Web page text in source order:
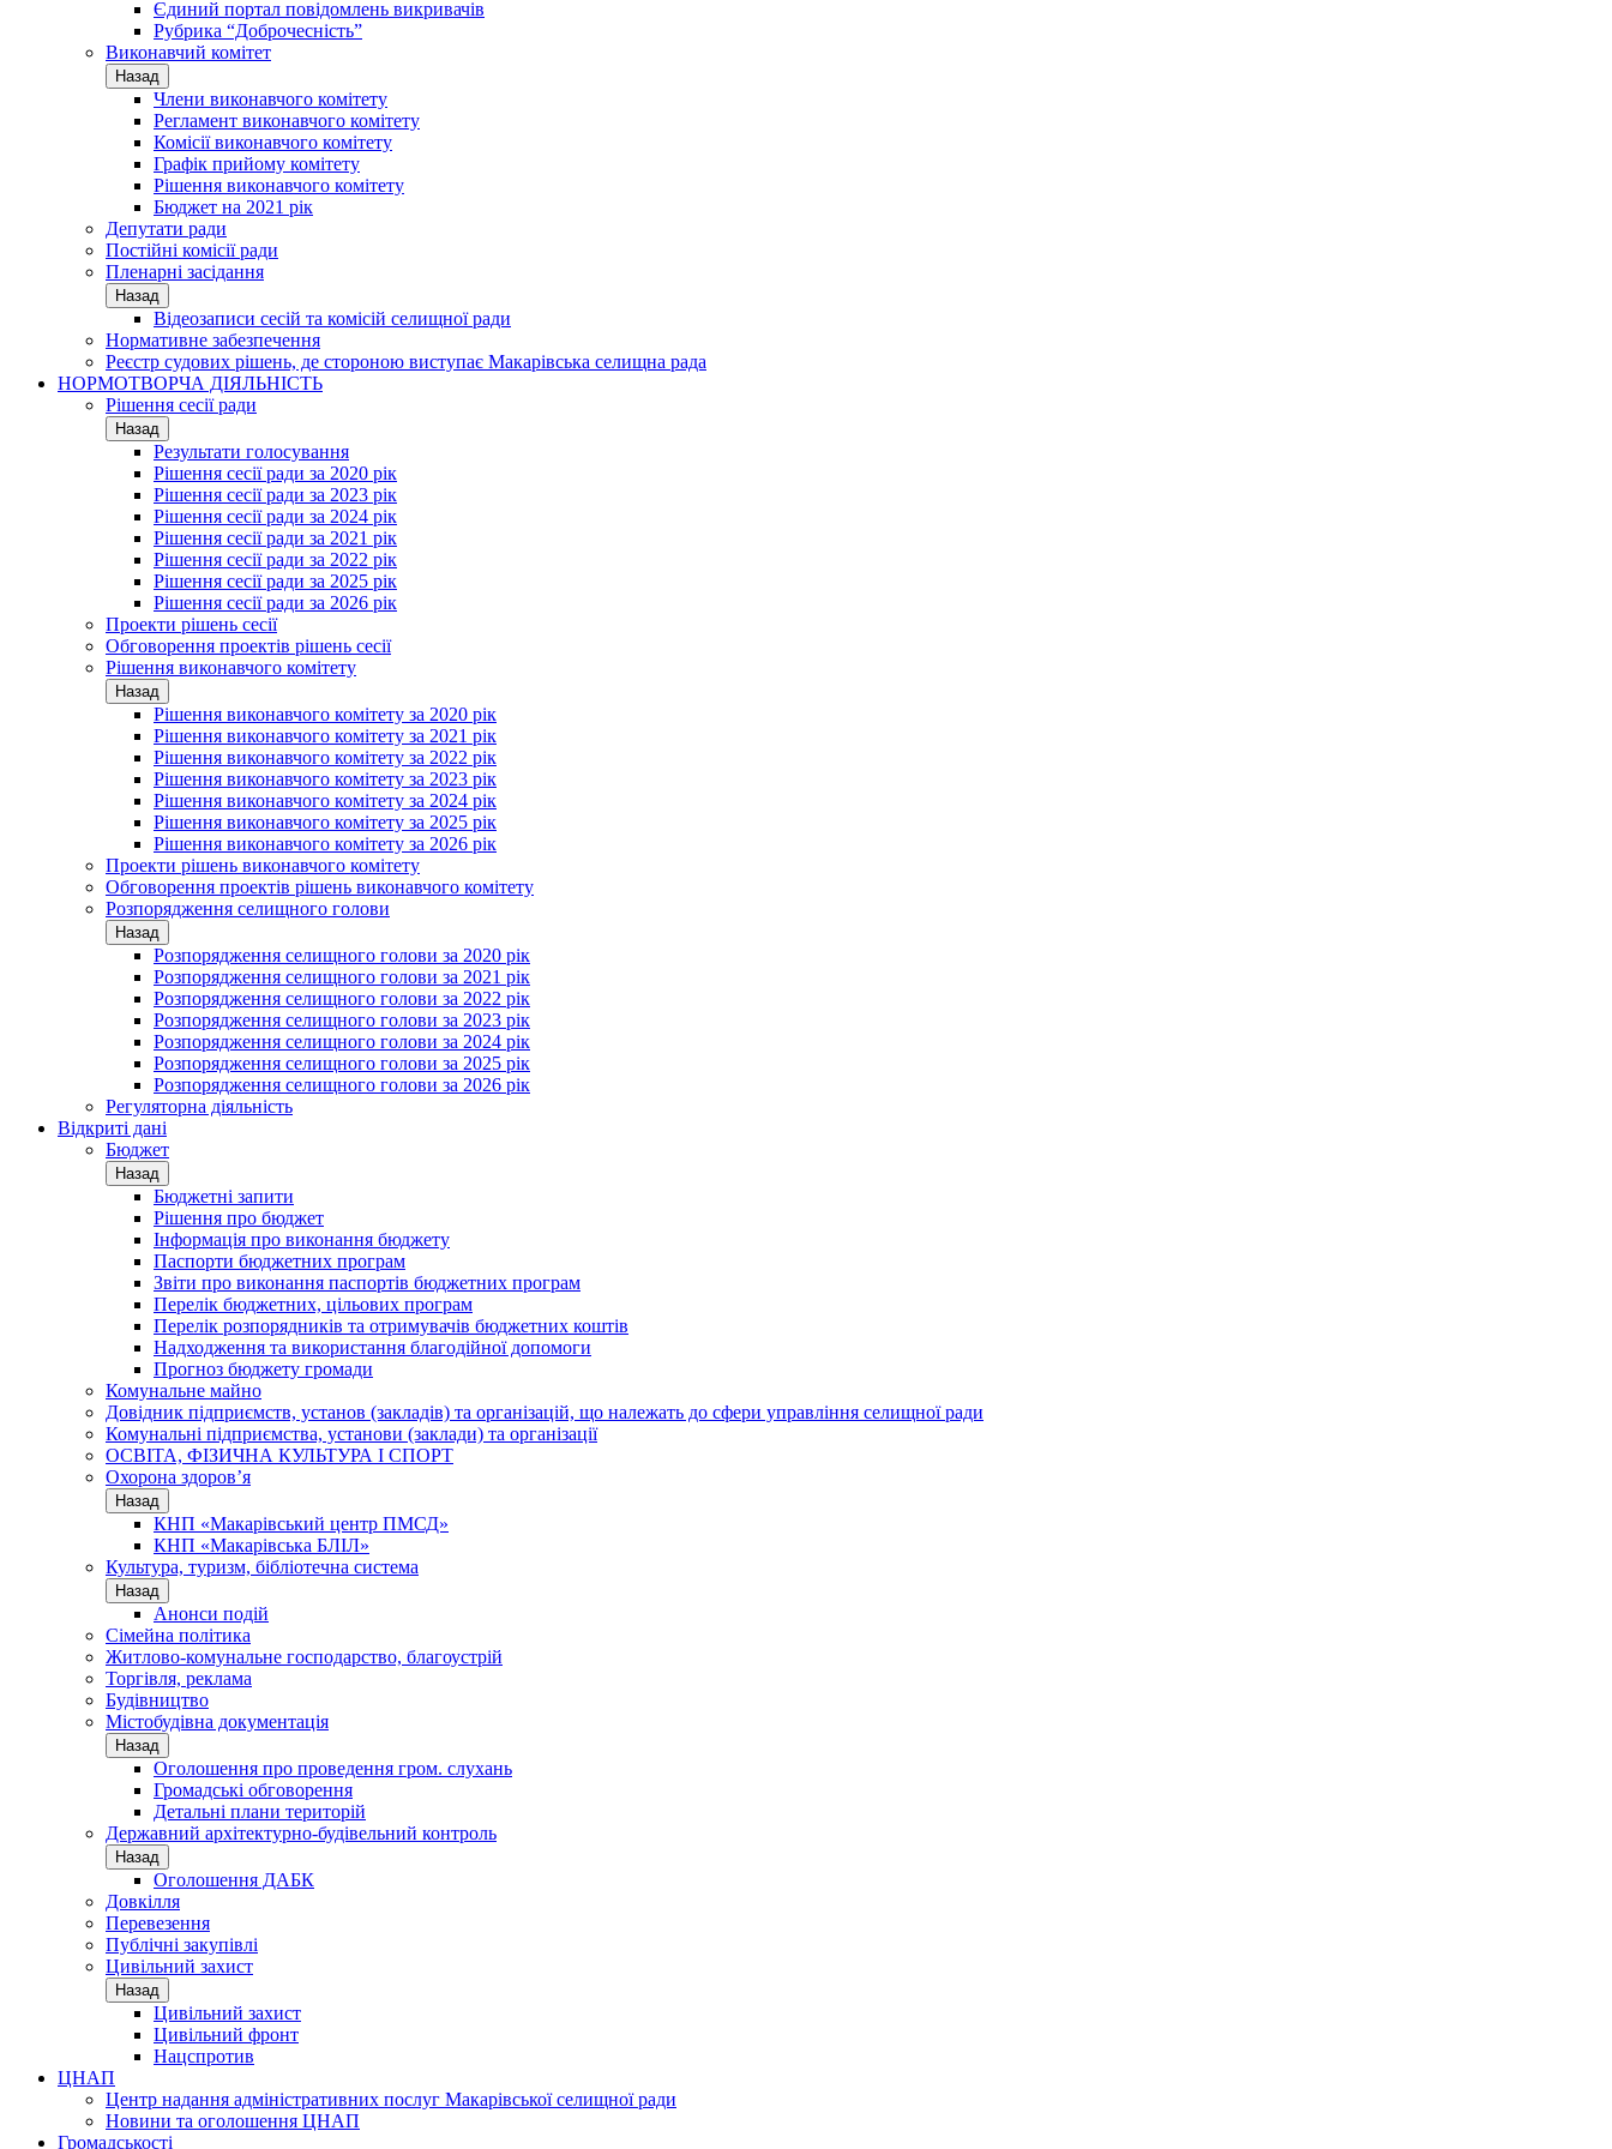
Єдиний портал повідомлень викривачів
Рубрика “Доброчесність”
Виконавчий комітет
Назад
Члени виконавчого комітету
Регламент виконавчого комітету
Комісії виконавчого комітету
Графік прийому комітету
Рішення виконавчого комітету
Бюджет на 2021 рік
Депутати ради
Постійні комісії ради
Пленарні засідання
Назад
Відеозаписи сесій та комісій селищної ради
Нормативне забезпечення
Реєстр судових рішень, де стороною виступає Макарівська селищна рада
НОРМОТВОРЧА ДІЯЛЬНІСТЬ
Рішення сесії ради
Назад
Результати голосування
Рішення сесії ради за 2020 рік
Рішення сесії ради за 2023 рік
Рішення сесії ради за 2024 рік
Рішення сесії ради за 2021 рік
Рішення сесії ради за 2022 рік
Рішення сесії ради за 2025 рік
Рішення сесії ради за 2026 рік
Проекти рішень сесії
Обговорення проектів рішень сесії
Рішення виконавчого комітету
Назад
Рішення виконавчого комітету за 2020 рік
Рішення виконавчого комітету за 2021 рік
Рішення виконавчого комітету за 2022 рік
Рішення виконавчого комітету за 2023 рік
Рішення виконавчого комітету за 2024 рік
Рішення виконавчого комітету за 2025 рік
Рішення виконавчого комітету за 2026 рік
Проекти рішень виконавчого комітету
Обговорення проектів рішень виконавчого комітету
Розпорядження селищного голови
Назад
Розпорядження селищного голови за 2020 рік
Розпорядження селищного голови за 2021 рік
Розпорядження селищного голови за 2022 рік
Розпорядження селищного голови за 2023 рік
Розпорядження селищного голови за 2024 рік
Розпорядження селищного голови за 2025 рік
Розпорядження селищного голови за 2026 рік
Регуляторна діяльність
Відкриті дані
Бюджет
Назад
Бюджетні запити
Рішення про бюджет
Інформація про виконання бюджету
Паспорти бюджетних програм
Звіти про виконання паспортів бюджетних програм
Перелік бюджетних, цільових програм
Перелік розпорядників та отримувачів бюджетних коштів
Надходження та використання благодійної допомоги
Прогноз бюджету громади
Комунальне майно
Довідник підприємств, установ (закладів) та організацій, що належать до сфери управління селищної ради
Комунальні підприємства, установи (заклади) та організації
ОСВІТА, ФІЗИЧНА КУЛЬТУРА І СПОРТ
Охорона здоров’я
Назад
КНП «Макарівський центр ПМСД»
КНП «Макарівська БЛІЛ»
Культура, туризм, бібліотечна система
Назад
Анонси подій
Сімейна політика
Житлово-комунальне господарство, благоустрій
Торгівля, реклама
Будівництво
Містобудівна документація
Назад
Оголошення про проведення гром. слухань
Громадські обговорення
Детальні плани територій
Державний архітектурно-будівельний контроль
Назад
Оголошення ДАБК
Довкілля
Перевезення
Публічні закупівлі
Цивільний захист
Назад
Цивільний захист
Цивільний фронт
Нацспротив
ЦНАП
Центр надання адміністративних послуг Макарівської селищної ради
Новини та оголошення ЦНАП
Громадськості